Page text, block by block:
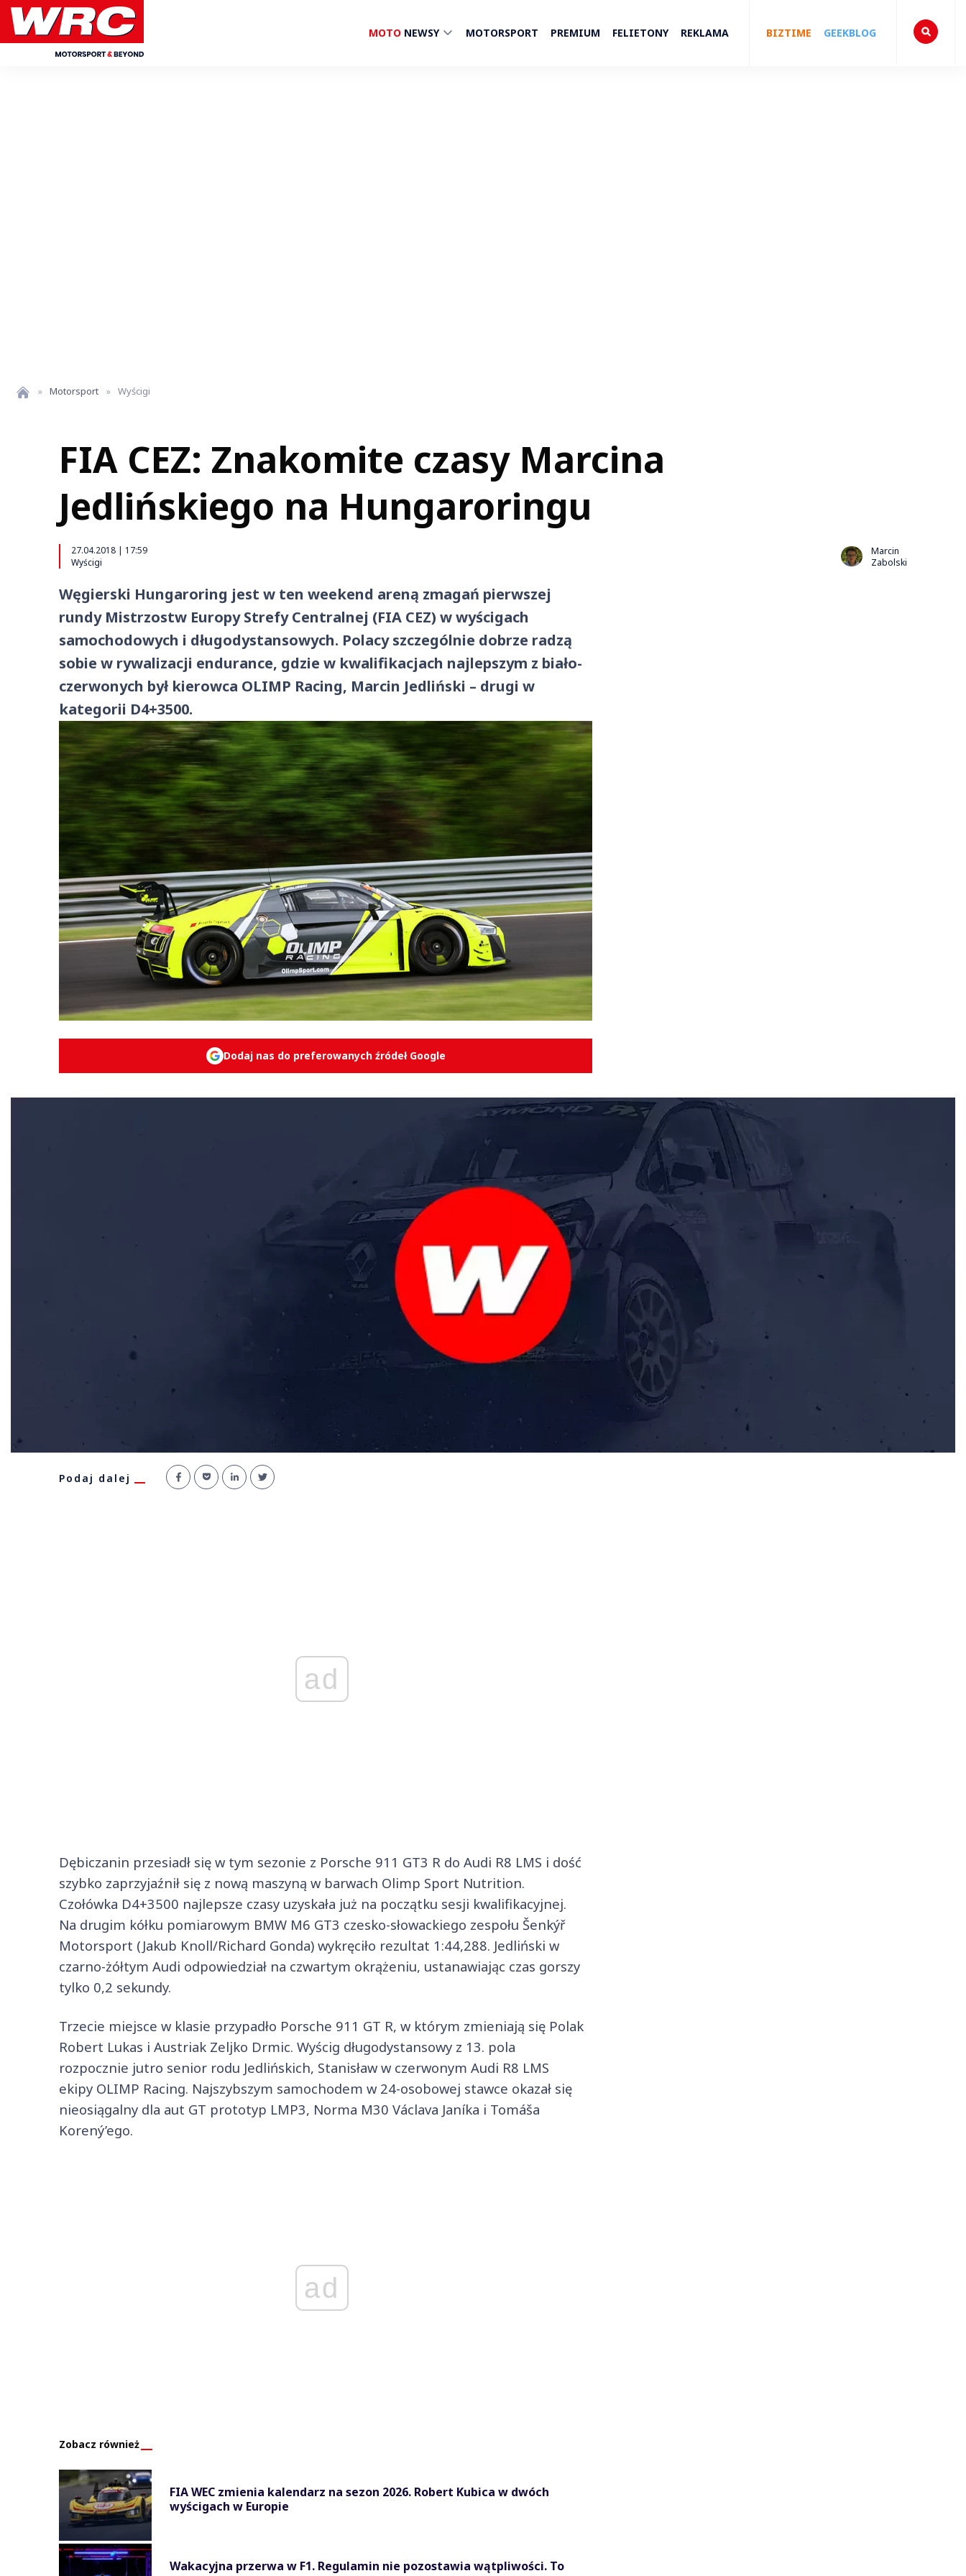
MOTO NEWSY MOTORSPORT PREMIUM FELIETONY REKLAMA BIZTIME GEEKBLOG
» Motorsport » Wyścigi
FIA CEZ: Znakomite czasy Marcina
Jedlińskiego na Hungaroringu
27.04.2018 | 17:59
Wyścigi
Marcin
Zabolski
Węgierski Hungaroring jest w ten weekend areną zmagań pierwszej
rundy Mistrzostw Europy Strefy Centralnej (FIA CEZ) w wyścigach
samochodowych i długodystansowych. Polacy szczególnie dobrze radzą
sobie w rywalizacji endurance, gdzie w kwalifikacjach najlepszym z biało-
czerwonych był kierowca OLIMP Racing, Marcin Jedliński – drugi w
kategorii D4+3500.
Dodaj nas do preferowanych źródeł Google
Podaj dalej
ad
Dębiczanin przesiadł się w tym sezonie z Porsche 911 GT3 R do Audi R8 LMS i dość
szybko zaprzyjaźnił się z nową maszyną w barwach Olimp Sport Nutrition.
Czołówka D4+3500 najlepsze czasy uzyskała już na początku sesji kwalifikacyjnej.
Na drugim kółku pomiarowym BMW M6 GT3 czesko-słowackiego zespołu Šenkýř
Motorsport (Jakub Knoll/Richard Gonda) wykręciło rezultat 1:44,288. Jedliński w
czarno-żółtym Audi odpowiedział na czwartym okrążeniu, ustanawiając czas gorszy
tylko 0,2 sekundy.
Trzecie miejsce w klasie przypadło Porsche 911 GT R, w którym zmieniają się Polak
Robert Lukas i Austriak Zeljko Drmic. Wyścig długodystansowy z 13. pola
rozpocznie jutro senior rodu Jedlińskich, Stanisław w czerwonym Audi R8 LMS
ekipy OLIMP Racing. Najszybszym samochodem w 24-osobowej stawce okazał się
nieosiągalny dla aut GT prototyp LMP3, Norma M30 Václava Janíka i Tomáša
Korený’ego.
ad
Zobacz również
FIA WEC zmienia kalendarz na sezon 2026. Robert Kubica w dwóch
wyścigach w Europie
Wakacyjna przerwa w F1. Regulamin nie pozostawia wątpliwości. To